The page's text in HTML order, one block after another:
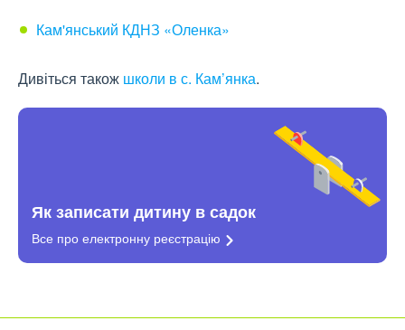
Кам'янський КДНЗ «Оленка»
Дивіться також школи в с. Кам’янка.
Як записати дитину в садок
Все про електронну реєстрацію